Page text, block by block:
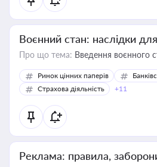
Воєнний стан: наслідки
Про що тема: Введення воєнного
Ринок цінних паперів
Страхова діяльність
+11
Реклама: правила,